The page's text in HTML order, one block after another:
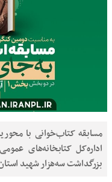
مسابقه کتاب‌خوانی با
اداره‌کل کتابخانه‌های
بزرگداشت سه‌هزار شهید